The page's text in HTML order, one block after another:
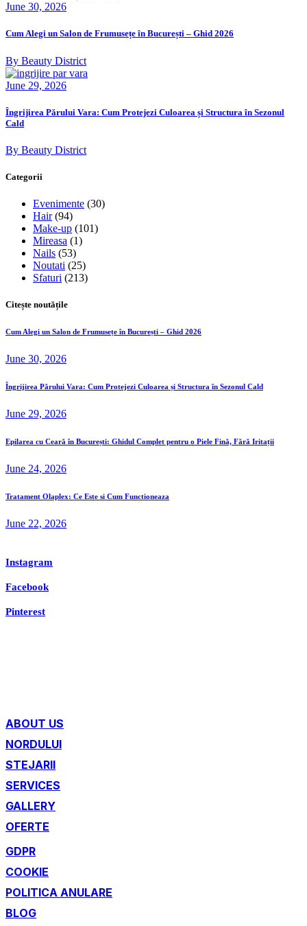
June 30, 2026
Cum Alegi un Salon de Frumusețe în București – Ghid 2026
By Beauty District
June 29, 2026
Îngrijirea Părului Vara: Cum Protejezi Culoarea și Structura în Sezonul
Cald
By Beauty District
Categorii
Evenimente (30)
Hair(94)
Make-up (101)
Mireasa (1)
Nails (53)
Noutati (25)
Sfaturi (213)
Citește noutățile
Cum Alegi un Salon de Frumusețe în București – Ghid 2026
June 30, 2026
Îngrijirea Părului Vara: Cum Protejezi Culoarea și Structura în Sezonul Cald
June 29, 2026
Epilarea cu Ceară în București: Ghidul Complet pentru o Piele Fină, Fără Iritații
June 24, 2026
Tratament Olaplex: Ce Este si Cum Functioneaza
June 22, 2026
Instagram
Facebook
Pinterest
ABOUT US
NORDULUI
STEJARII
SERVICES
GALLERY
OFERTE
GDPR
COOKIE
POLITICA ANULARE
BLOG